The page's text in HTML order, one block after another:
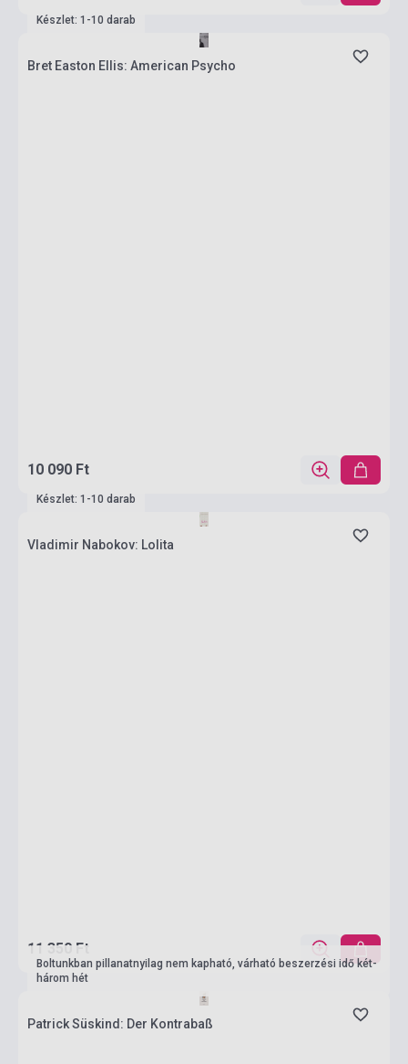
Készlet: 1-10 darab
Bret Easton Ellis: American Psycho
10 090 Ft
Készlet: 1-10 darab
Vladimir Nabokov: Lolita
11 350 Ft
Boltunkban pillanatnyilag nem kapható, várható beszerzési idő két-
három hét
Patrick Süskind: Der Kontrabaß